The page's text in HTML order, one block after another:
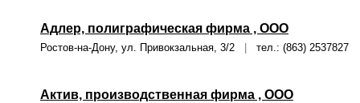
Адлер, полиграфическая фирма , ООО
Ростов-на-Дону, ул. Привокзальная, 3/2 тел.: (863) 2537827
Актив, производственная фирма , ООО